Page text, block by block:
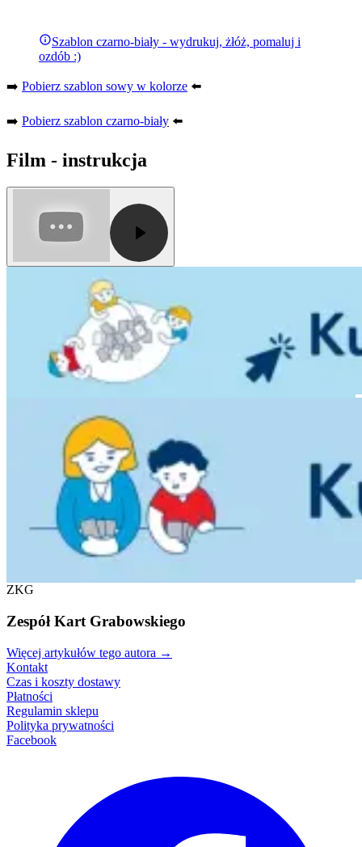
Szablon czarno-biały - wydrukuj, żłóż, pomaluj i
ozdób :)
➡️ Pobierz szablon sowy w kolorze ⬅️
➡️ Pobierz szablon czarno-biały ⬅️
Film - instrukcja
ZKG
Zespół Kart Grabowskiego
Więcej artykułów tego autora →
Kontakt
Czas i koszty dostawy
Płatności
Regulamin sklepu
Polityka prywatności
Facebook